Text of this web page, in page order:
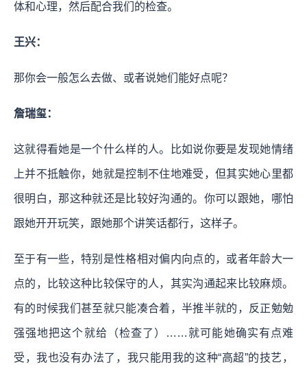
体和心理，然后配合我们的检查。
王兴：
那你会一般怎么去做、或者说她们能好点呢？
詹瑞玺：
这就得看她是一个什么样的人。比如说你要是发现她情绪
上并不抵触你，她就是控制不住地难受，但其实她心里都
很明白，那这种就还是比较好沟通的。你可以跟她，哪怕
跟她开开玩笑，跟她那个讲笑话都行，这样子。
至于有一些，特别是性格相对偏内向点的，或者年龄大一
点的，比较这种比较保守的人，其实沟通起来比较麻烦。
有的时候我们甚至就只能凑合着，半推半就的，反正勉勉
强强地把这个就给（检查了）……就可能她确实有点难
受，我也没有办法了，我只能用我的这种“高超”的技艺，